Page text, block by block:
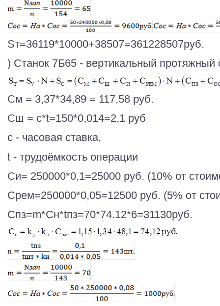
Sт=36119*10000+38507=361228507руб.
) Станок 7Б65 - вертикальный протяжный
См = 3,37*34,89 = 117,58 руб.
Сш = с*t=150*0,014=2,1 руб
с - часовая ставка,
t - трудоёмкость операции
Си= 250000*0,1=25000 руб. (10% от
Срем=250000*0,05=12500 руб. (5% от
Спз=m*Сн*tпз=70*74.12*6=31130руб.